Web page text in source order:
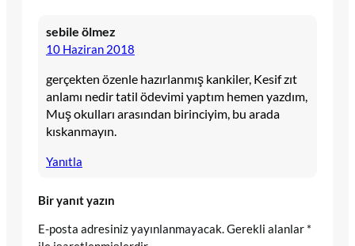
sebile ölmez
10 Haziran 2018
gerçekten özenle hazırlanmış kankiler, Kesif zıt
anlamı nedir tatil ödevimi yaptım hemen yazdım,
Muş okulları arasından birinciyim, bu arada
kıskanmayın.
Yanıtla
Bir yanıt yazın
E-posta adresiniz yayınlanmayacak.Gerekli alanlar *